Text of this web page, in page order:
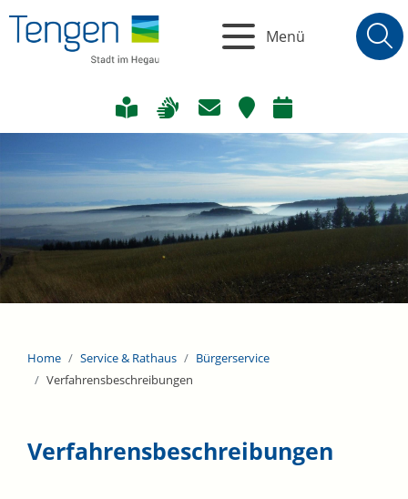
Menü
Home Service & Rathaus
Bürgerservice
Verfahrensbeschreibungen
Verfahrensbeschreibungen